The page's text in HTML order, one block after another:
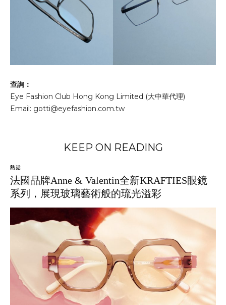
查詢：
Eye Fashion Club Hong Kong Limited (大中華代理)
Email: gotti@eyefashion.com.tw
KEEP ON READING
熱話
法國品牌Anne & Valentin全新KRAFTIES眼鏡
系列，展現玻璃藝術般的琉光溢彩